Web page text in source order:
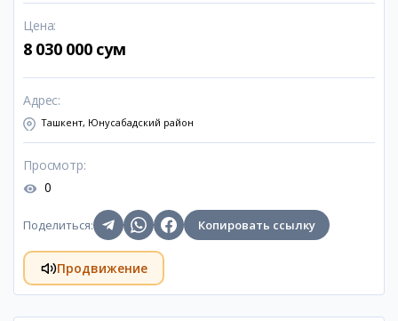
Цена:
8 030 000 сум
Адрес:
Ташкент, Юнусабадский район
Просмотр:
0
Поделиться: Копировать ссылку
Продвижение